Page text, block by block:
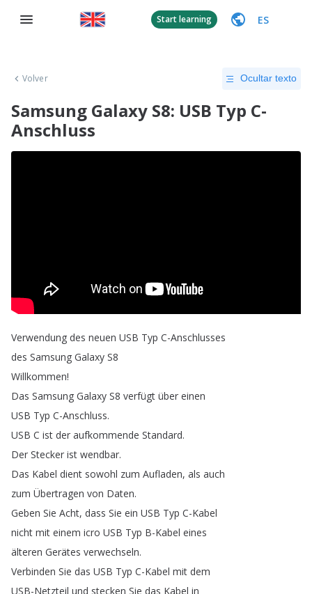
Start learning ES
Volver Ocultar texto
Samsung Galaxy S8: USB Typ C-
Anschluss
Verwendung des neuen USB Typ C-Anschlusses
des Samsung Galaxy S8
Willkommen!
Das Samsung Galaxy S8 verfügt über einen
USB Typ C-Anschluss.
USB C ist der aufkommende Standard.
Der Stecker ist wendbar.
Das Kabel dient sowohl zum Aufladen, als auch
zum Übertragen von Daten.
Geben Sie Acht, dass Sie ein USB Typ C-Kabel
nicht mit einem icro USB Typ B-Kabel eines
älteren Gerätes verwechseln.
Verbinden Sie das USB Typ C-Kabel mit dem
USB-Netzteil und stecken Sie das Kabel in